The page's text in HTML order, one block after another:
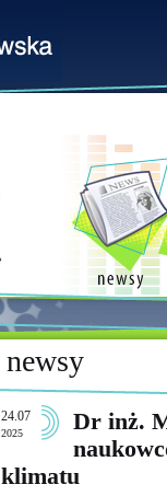
newsy
24.07
2025
Dr inż.
klimatu